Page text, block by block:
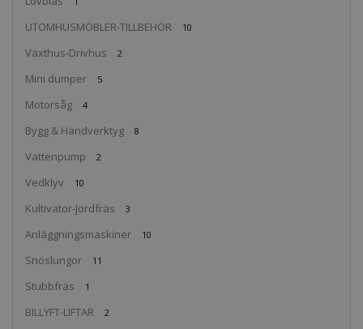
UTOMHUSMÖBLER-TILLBEHÖR 10
Växthus-Drivhus 2
Mini dumper 5
Motorsåg 4
Bygg & Handverktyg 8
Vattenpump 2
Vedklyv 10
Kultivator-Jordfräs 3
Anläggningsmaskiner 10
Snöslungor 11
Stubbfräs 1
BILLYFT-LIFTAR 2